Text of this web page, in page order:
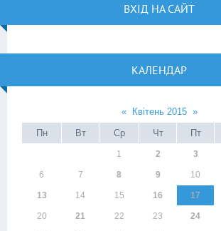
ВХІД НА САЙТ
КАЛЕНДАР
« Квітень 2015 »
Пн
Вт Ср Чт Пт
1 2 3
6 7 8 9 10
13 14 15 16 17
20 21 22 23 24